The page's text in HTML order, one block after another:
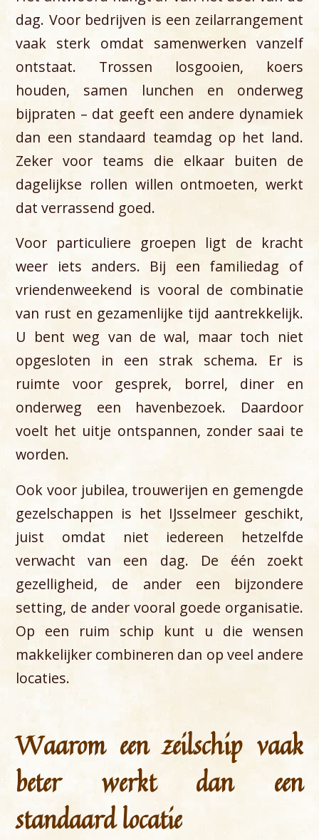
dag. Voor bedrijven is een zeilarrangement
vaak sterk omdat samenwerken vanzelf
ontstaat. Trossen losgooien, koers
houden, samen lunchen en onderweg
bijpraten – dat geeft een andere dynamiek
dan een standaard teamdag op het land.
Zeker voor teams die elkaar buiten de
dagelijkse rollen willen ontmoeten, werkt
dat verrassend goed.
Voor particuliere groepen ligt de kracht
weer iets anders. Bij een familiedag of
vriendenweekend is vooral de combinatie
van rust en gezamenlijke tijd aantrekkelijk.
U bent weg van de wal, maar toch niet
opgesloten in een strak schema. Er is
ruimte voor gesprek, borrel, diner en
onderweg een havenbezoek. Daardoor
voelt het uitje ontspannen, zonder saai te
worden.
Ook voor jubilea, trouwerijen en gemengde
gezelschappen is het IJsselmeer geschikt,
juist omdat niet iedereen hetzelfde
verwacht van een dag. De één zoekt
gezelligheid, de ander een bijzondere
setting, de ander vooral goede organisatie.
Op een ruim schip kunt u die wensen
makkelijker combineren dan op veel andere
locaties.
Waarom een zeilschip vaak
beter werkt dan een
standaard locatie